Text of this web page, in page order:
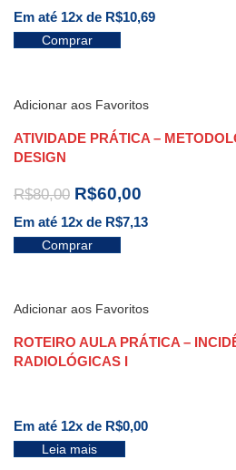
Em até 12x de R$10,69
Comprar
Adicionar aos Favoritos
ATIVIDADE PRÁTICA –
DESIGN
R$80,00 R$60,00
Em até 12x de R$7,13
Comprar
Adicionar aos Favoritos
ROTEIRO AULA PRÁTICA –
RADIOLÓGICAS I
Em até 12x de R$0,00
Leia mais